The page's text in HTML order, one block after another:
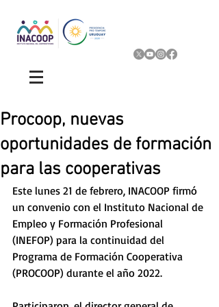
Procoop, nuevas
oportunidades de formación
para las cooperativas
Este lunes 21 de febrero, INACOOP firmó
un convenio con el Instituto Nacional de
Empleo y Formación Profesional
(INEFOP) para la continuidad del
Programa de Formación Cooperativa
(PROCOOP) durante el año 2022.